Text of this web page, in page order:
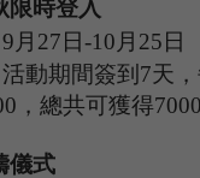
限時登入
9 月 27 日-10 月 25 日
動期間簽到 7天
，總共可獲得7000
儀式